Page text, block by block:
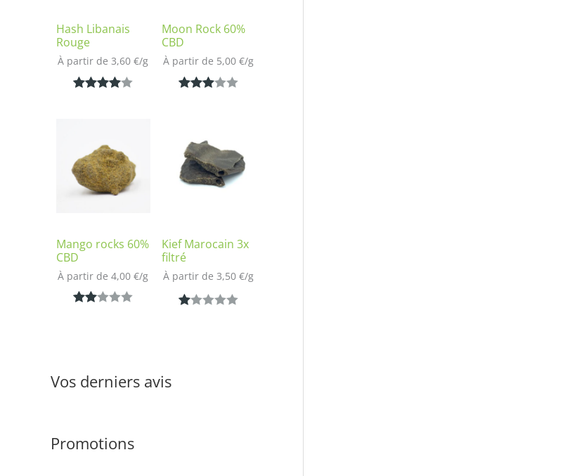
Hash Libanais
Rouge
À partir de 3,60€/g
sur
notation
client
Moon Rock 60%
CBD
À partir de 5,00 €/g
basé
sur
notatio
Mango rocks 60%
CBD
À partir de 4,00€/g
bas
Kief Marocain 3x
filtré
À partir de 3,50 €/g
Vos derniers avis
Promotions